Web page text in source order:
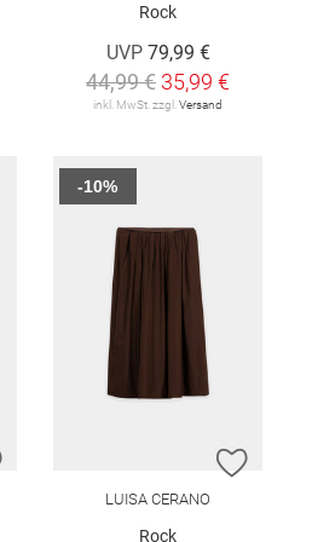
Rock
UVP 79,99 €
44,99 € 35,99 €
inkl. MwSt. zzgl. Versand
ZUR WUNSCHLISTE HINZUFÜGEN
ZUR
LUISA CERANO
Rock
-10%